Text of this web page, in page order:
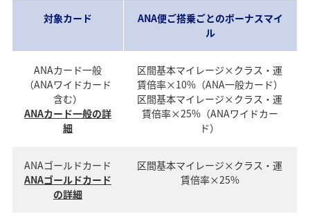
対象カード
ANA便ご搭乗ごとのボーナスマイ
ル
ANAカード一般
（ANAワイドカード
含む）
ANAカード一般の詳
細
区間基本マイレージ×クラス・運
賃倍率×10%（ANA一般カード）
区間基本マイレージ×クラス・運
賃倍率×25%（ANAワイドカー
ド）
ANAゴールドカード
ANAゴールドカード
の詳細
区間基本マイレージ×クラス・運
賃倍率×25%